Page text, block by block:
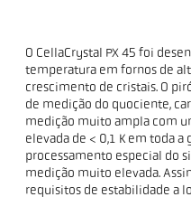
O CellaCrystal PX 45 foi
temperatura em fornos de
crescimento de cristais. O
de medição do quociente,
medição muito ampla com
elevada de < 0,1 K em toda a
processamento especial do
medição muito elevada.
requisitos de estabilidade a